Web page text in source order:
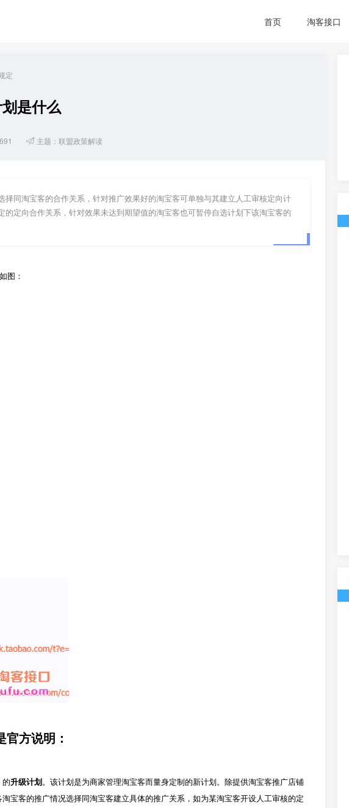
首页 淘客接口
定
是什么
主题： 联盟政策解读
择同淘宝客的合作关系，针对推广效果好的淘宝客可单独与其建立人工审核定向计
的定向合作关系，针对效果未达到期望值的淘宝客也可暂停自选计划下该淘宝客的
图：
方说明：
的升级计划。该计划是为商家管理淘宝客而量身定制的新计划。除提供淘宝客推广店铺
宝客的推广情况选择同淘宝客建立具体的推广关系，如为某淘宝客开设人工审核的定